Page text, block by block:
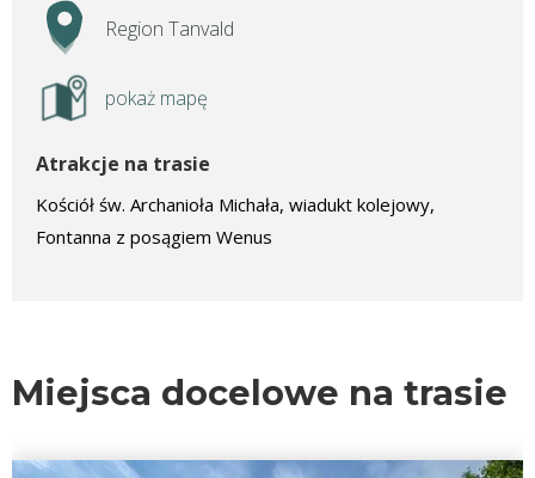
Region Tanvald
pokaż mapę
Atrakcje na trasie
Kościół św. Archanioła Michała, wiadukt kolejowy,
Fontanna z posągiem Wenus
Miejsca docelowe na trasie